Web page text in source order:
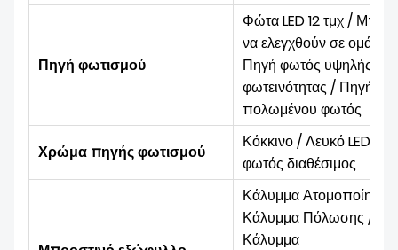
Πηγή φωτισμού
Φώτα LED 12 τμχ /
να ελεγχθούν σε
Πηγή φωτός υψηλής
φωτεινότητας / Πηγή
πολωμένου φωτός
Χρώμα πηγής φωτισμού
Κόκκινο / Λευκό LED
φωτός διαθέσιμος
Κάλυμμα
Κάλυμμα Πόλωσης /
Κάλυμμα